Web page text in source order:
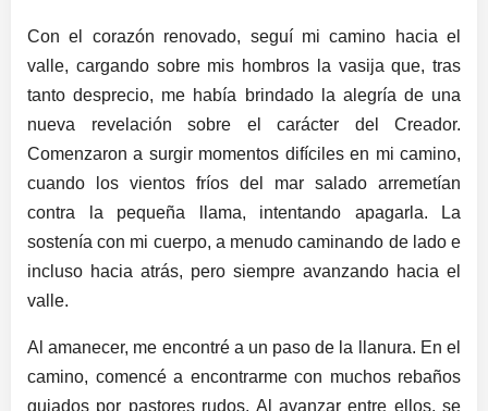
Con el corazón renovado, seguí mi camino hacia el
valle, cargando sobre mis hombros la vasija que, tras
tanto desprecio, me había brindado la alegría de una
nueva revelación sobre el carácter del Creador.
Comenzaron a surgir momentos difíciles en mi camino,
cuando los vientos fríos del mar salado arremetían
contra la pequeña llama, intentando apagarla. La
sostenía con mi cuerpo, a menudo caminando de lado e
incluso hacia atrás, pero siempre avanzando hacia el
valle.
Al amanecer, me encontré a un paso de la llanura. En el
camino, comencé a encontrarme con muchos rebaños
guiados por pastores rudos. Al avanzar entre ellos, se